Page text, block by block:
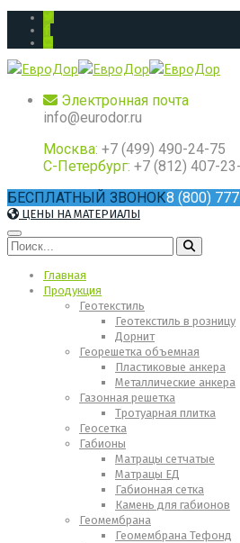
Электронная почта
info@eurodor.ru
Москва: +7 (499) 490-24-75
С-Петербург: +7 (812) 407-
БЕСПЛАТНЫЙ ЗВОНОК8 (800)
ЦЕНЫ НА МАТЕРИАЛЫ
Главная
Продукция
Геотекстиль
Геотекстиль в розницу
Дорнит
Георешетка объемная
Пластиковые анкера
Металлические анкера
Газонная решетка
Тротуарная плитка
Геосетка
Габионы
Матрацы сетчатые
Матрацы ЕД
Габионная сетка
Камень для габионов
Геомембрана
Геомембрана Тефонд